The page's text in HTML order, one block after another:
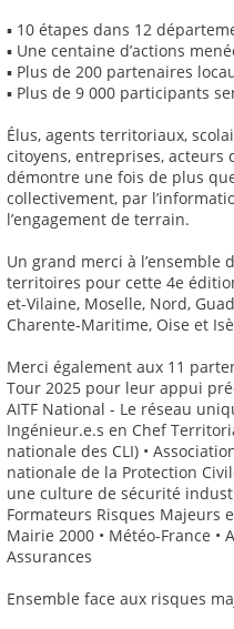
▪ 10 étapes dans 12
▪ Une centaine d’actions
▪ Plus de 200 partenaires
▪ Plus de 9 000 participants
Élus, agents territoriaux,
citoyens, entreprises, acteurs
démontre une fois de plus
collectivement, par
l’engagement de terrain.
Un grand merci à l’ensemble
territoires pour cette 4e
et-Vilaine, Moselle, Nord,
Charente-Maritime, Oise et
Merci également aux 11
Tour 2025 pour leur appui
AITF National - Le réseau
Ingénieur.e.s en Chef
nationale des CLI) •
nationale de la Protection
une culture de sécurité
Formateurs Risques Majeurs
Mairie 2000 • Météo-France •
Assurances
Ensemble face aux risques